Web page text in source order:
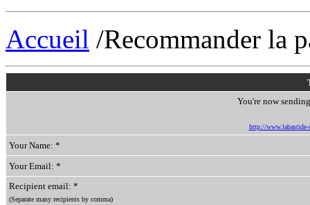
Accueil /Recommander la
You're now
http://
Your Name: *
Your Email: *
Recipient email: *
(Separate many recipients by comma)